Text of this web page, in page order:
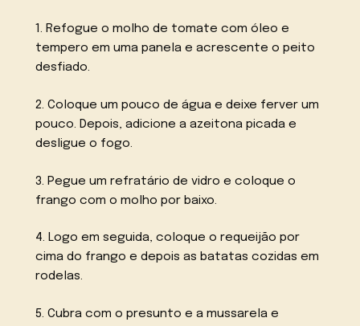
1. Refogue o molho de tomate com óleo e
tempero em uma panela e acrescente o peito
desfiado.
2. Coloque um pouco de água e deixe ferver um
pouco. Depois, adicione a azeitona picada e
desligue o fogo.
3. Pegue um refratário de vidro e coloque o
frango com o molho por baixo.
4. Logo em seguida, coloque o requeijão por
cima do frango e depois as batatas cozidas em
rodelas.
5. Cubra com o presunto e a mussarela e